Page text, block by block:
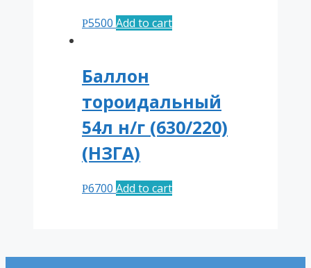
Р5500 Add to cart
Баллон
тороидальный
54л н/г (630/220)
(НЗГА)
Р6700 Add to cart